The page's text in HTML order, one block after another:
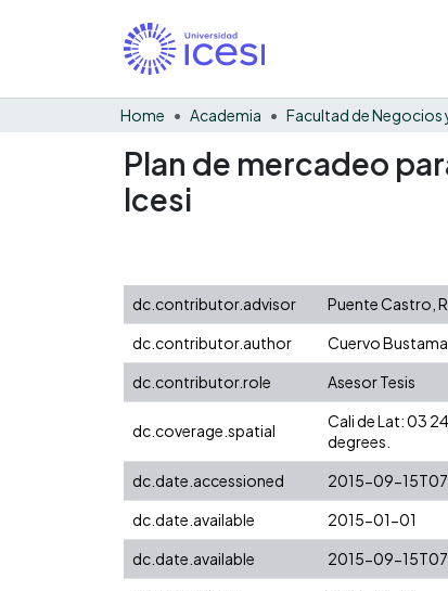
Home Academia
Plan de mercadeo
Icesi
dc.contributor.advisor Puente Castro,
dc.contributor.author
Cuervo
dc.contributor.role
Asesor Tesis
dc.coverage.spatial
Cali de Lat: 03
degrees.
dc.date.accessioned
2015-09-
dc.date.available
2015-01-01
dc.date.available
2015-09-